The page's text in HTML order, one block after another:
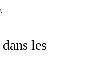
les